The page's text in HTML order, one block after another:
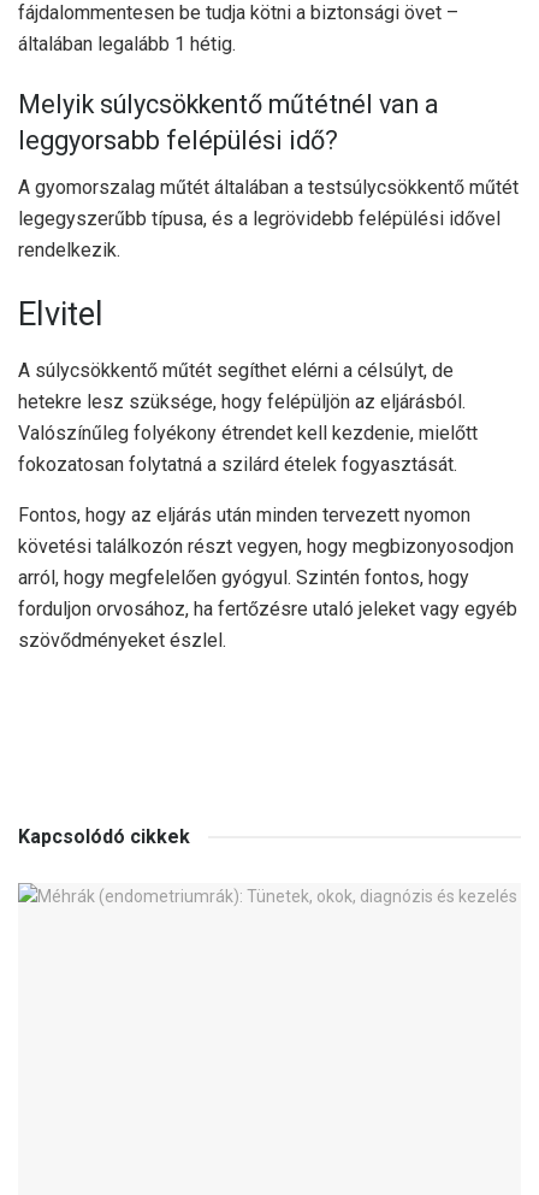
fájdalommentesen be tudja kötni a biztonsági övet –
általában legalább 1 hétig.
Melyik súlycsökkentő műtétnél van a
leggyorsabb felépülési idő?
A gyomorszalag műtét általában a testsúlycsökkentő műtét
legegyszerűbb típusa, és a legrövidebb felépülési idővel
rendelkezik.
Elvitel
A súlycsökkentő műtét segíthet elérni a célsúlyt, de
hetekre lesz szüksége, hogy felépüljön az eljárásból.
Valószínűleg folyékony étrendet kell kezdenie, mielőtt
fokozatosan folytatná a szilárd ételek fogyasztását.
Fontos, hogy az eljárás után minden tervezett nyomon
követési találkozón részt vegyen, hogy megbizonyosodjon
arról, hogy megfelelően gyógyul. Szintén fontos, hogy
forduljon orvosához, ha fertőzésre utaló jeleket vagy egyéb
szövődményeket észlel.
Kapcsolódó cikkek